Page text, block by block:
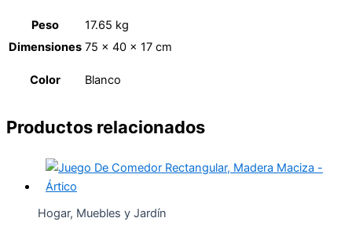
Peso
17.65 kg
Dimensiones 75 × 40 × 17 cm
Color Blanco
Productos relacionados
Hogar, Muebles y Jardín